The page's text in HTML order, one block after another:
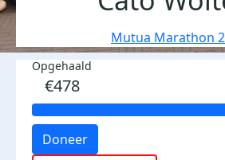
Mutua Marathon
Opgehaald
€478
Doneer